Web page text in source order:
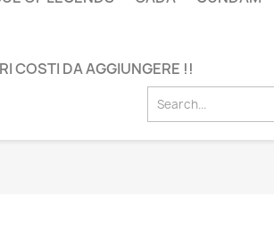
COSTI DA AGGIUNGERE !!